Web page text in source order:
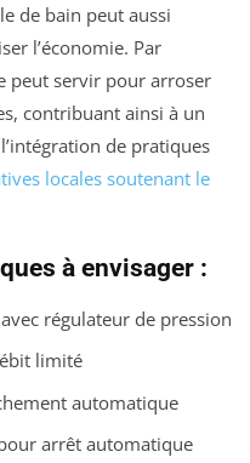
de bain peut aussi
l’économie. Par
peut servir pour arroser
contribuant ainsi à un
de pratiques
locales soutenant le
à envisager :
régulateur de pression
limité
automatique
arrêt automatique